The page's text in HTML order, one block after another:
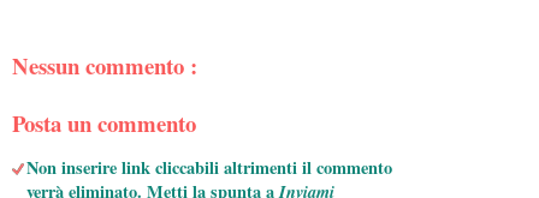
Nessun commento :
Posta un commento
Non inserire link cliccabili altrimenti il commento
verrà eliminato. Metti la spunta aInviami